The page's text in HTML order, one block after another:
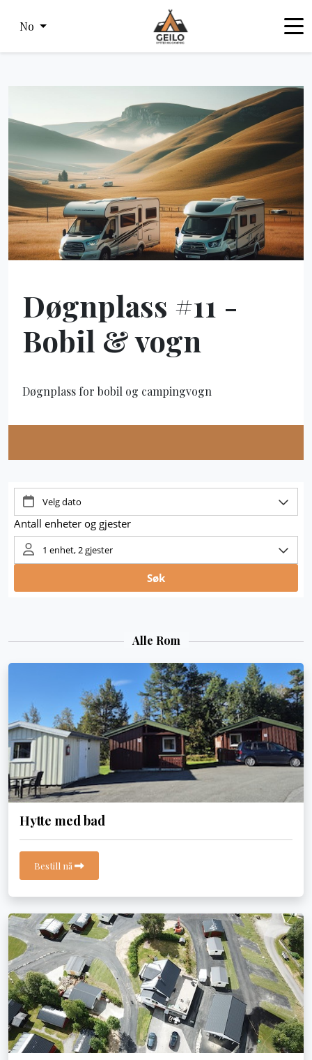
No
Døgnplass #11 -
Bobil & vogn
Døgnplass for bobil og campingvogn
Alle Rom
Hytte med bad
Bestill nå